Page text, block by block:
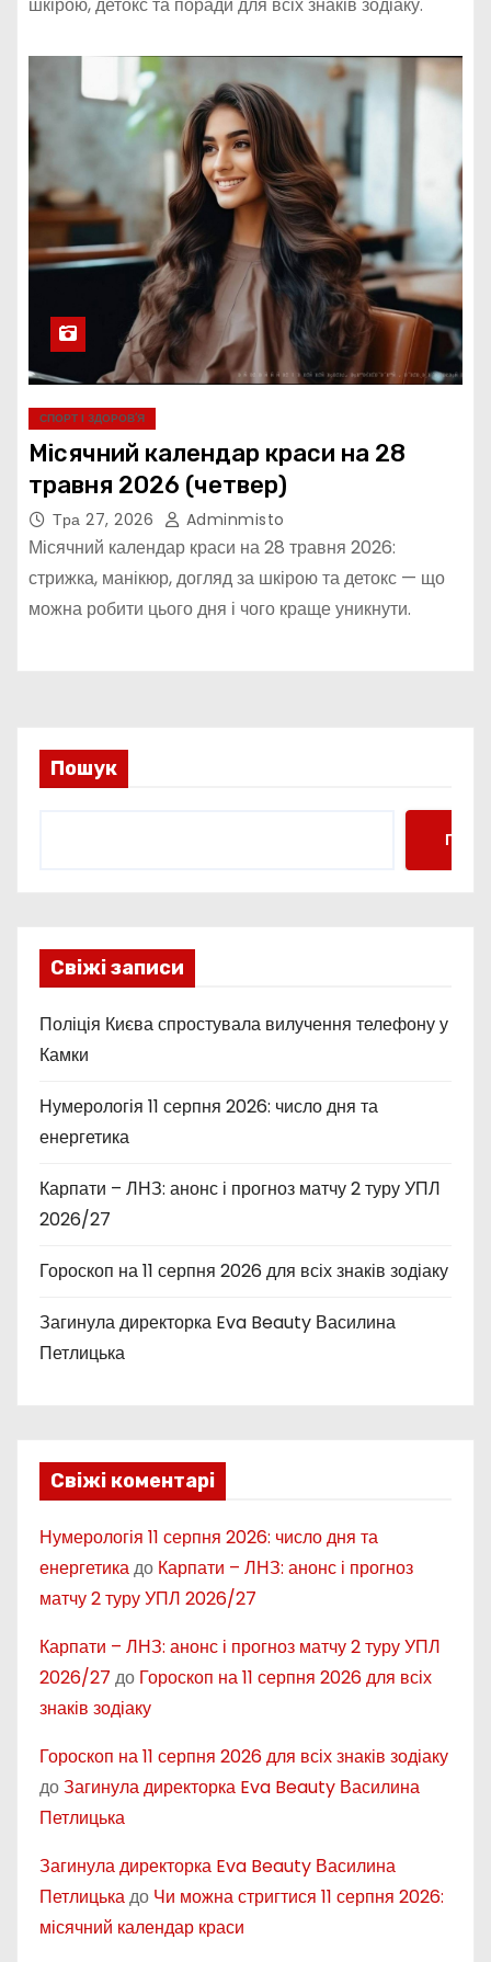
СПОРТ І ЗДОРОВ’Я
Місячний календар краси на 28
травня 2026 (четвер)
Тра 27, 2026 Adminmisto
Місячний календар краси на 28 травня 2026:
стрижка, манікюр, догляд за шкірою та детокс — що
можна робити цього дня і чого краще уникнути.
Пошук
Свіжі записи
Поліція Києва спростувала вилучення телефону у
Камки
Нумерологія 11 серпня 2026: число дня та
енергетика
Карпати – ЛНЗ: анонс і прогноз матчу 2 туру УПЛ
2026/27
Гороскоп на 11 серпня 2026 для всіх знаків зодіаку
Загинула директорка Eva Beauty Василина
Петлицька
Свіжі коментарі
Нумерологія 11 серпня 2026: число дня та
енергетикадо Карпати – ЛНЗ: анонс і прогноз
матчу 2 туру УПЛ 2026/27
Карпати – ЛНЗ: анонс і прогноз матчу 2 туру УПЛ
2026/27 до Гороскоп на 11 серпня 2026 для всіх
знаків зодіаку
Гороскоп на 11 серпня 2026 для всіх знаків зодіаку
доЗагинула директорка Eva Beauty Василина
Петлицька
Загинула директорка Eva Beauty Василина
Петлицькадо Чи можна стригтися 11 серпня 2026:
місячний календар краси